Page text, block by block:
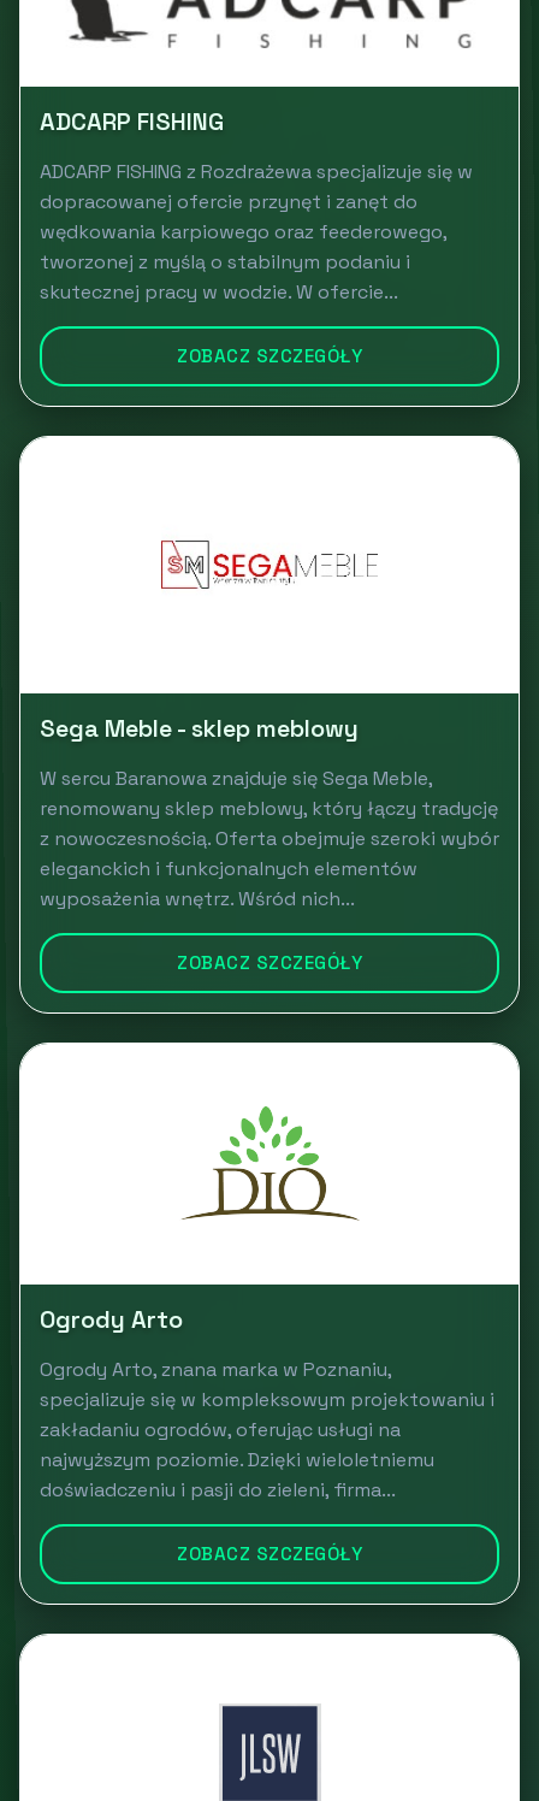
ADCARP FISHING
ADCARP FISHING z Rozdrażewa specjalizuje się w
dopracowanej ofercie przynęt i zanęt do
wędkowania karpiowego oraz feederowego,
tworzonej z myślą o stabilnym podaniu i
skutecznej pracy w wodzie. W ofercie...
ZOBACZ SZCZEGÓŁY
Sega Meble - sklep meblowy
W sercu Baranowa znajduje się Sega Meble,
renomowany sklep meblowy, który łączy tradycję
z nowoczesnością. Oferta obejmuje szeroki wybór
eleganckich i funkcjonalnych elementów
wyposażenia wnętrz. Wśród nich...
ZOBACZ SZCZEGÓŁY
Ogrody Arto
Ogrody Arto, znana marka w Poznaniu,
specjalizuje się w kompleksowym projektowaniu i
zakładaniu ogrodów, oferując usługi na
najwyższym poziomie. Dzięki wieloletniemu
doświadczeniu i pasji do zieleni, firma...
ZOBACZ SZCZEGÓŁY